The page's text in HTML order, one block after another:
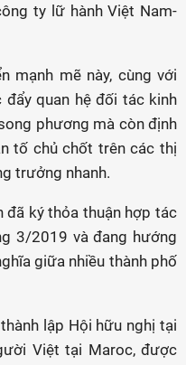
ty lữ hành Việt Nam-
mạnh mẽ này, cùng với
quan hệ đối tác kinh
phương mà còn định
tố chủ chốt trên các thị
trưởng nhanh.
đã ký thỏa thuận hợp tác
3/2019 và đang hướng
giữa nhiều thành phố
lập Hội hữu nghị tại
Việt tại Maroc, được